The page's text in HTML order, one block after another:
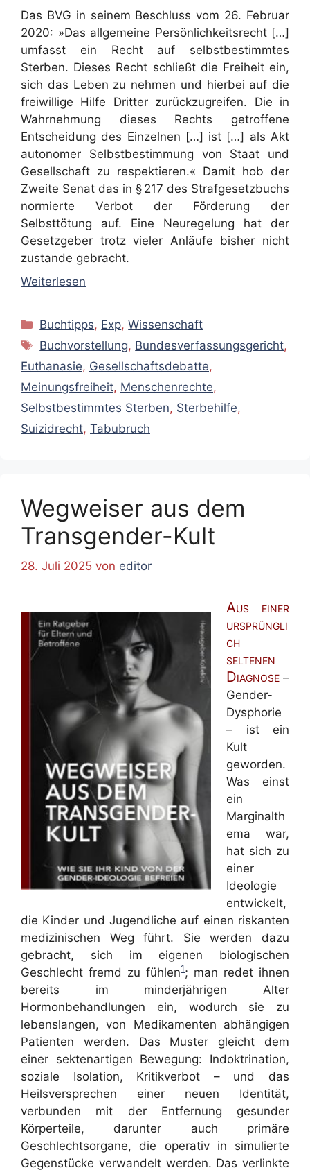
Das BVG in seinem Beschluss vom 26. Februar
2020: »Das allgemeine Persönlichkeitsrecht […]
umfasst ein Recht auf selbstbestimmtes
Sterben. Dieses Recht schließt die Freiheit ein,
sich das Leben zu nehmen und hierbei auf die
freiwillige Hilfe Dritter zurückzugreifen. Die in
Wahrnehmung dieses Rechts getroffene
Entscheidung des Einzelnen […] ist […] als Akt
autonomer Selbstbestimmung von Staat und
Gesellschaft zu respektieren.« Damit hob der
Zweite Senat das in § 217 des Strafgesetzbuchs
normierte Verbot der Förderung der
Selbsttötung auf. Eine Neuregelung hat der
Gesetzgeber trotz vieler Anläufe bisher nicht
zustande gebracht.
Weiterlesen
Kategorien
Buchtipps, Exp,Wissenschaft
Schlagwörter
Buchvorstellung, Bundesverfassungsgericht,
Euthanasie, Gesellschaftsdebatte,
Meinungsfreiheit, Menschenrechte,
Selbstbestimmtes Sterben, Sterbehilfe,
Suizidrecht, Tabubruch
Wegweiser aus dem
Transgender-Kult
28. Juli 2025 von editor
Aus einer
ursprüngli
ch
seltenen
Diagnose –
Gender-
Dysphorie
– ist ein
Kult
geworden.
Was einst
ein
Marginalth
ema war,
hat sich zu
einer
Ideologie
entwickelt,
die Kinder und Jugendliche auf einen riskanten
medizinischen Weg führt. Sie werden dazu
gebracht, sich im eigenen biologischen
Geschlecht fremd zu fühlen1; man redet ihnen
bereits im minderjährigen Alter
Hormonbehandlungen ein, wodurch sie zu
lebenslangen, von Medikamenten abhängigen
Patienten werden. Das Muster gleicht dem
einer sektenartigen Bewegung: Indoktrination,
soziale Isolation, Kritikverbot – und das
Heilsversprechen einer neuen Identität,
verbunden mit der Entfernung gesunder
Körperteile, darunter auch primäre
Geschlechtsorgane, die operativ in simulierte
Gegenstücke verwandelt werden. Das verlinkte